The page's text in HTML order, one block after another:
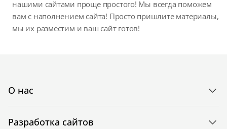
нашими сайтами проще простого! Мы всегда поможем
вам с наполнением сайта! Просто пришлите материалы,
мы их разместим и ваш сайт готов!
О нас
Разработка сайтов